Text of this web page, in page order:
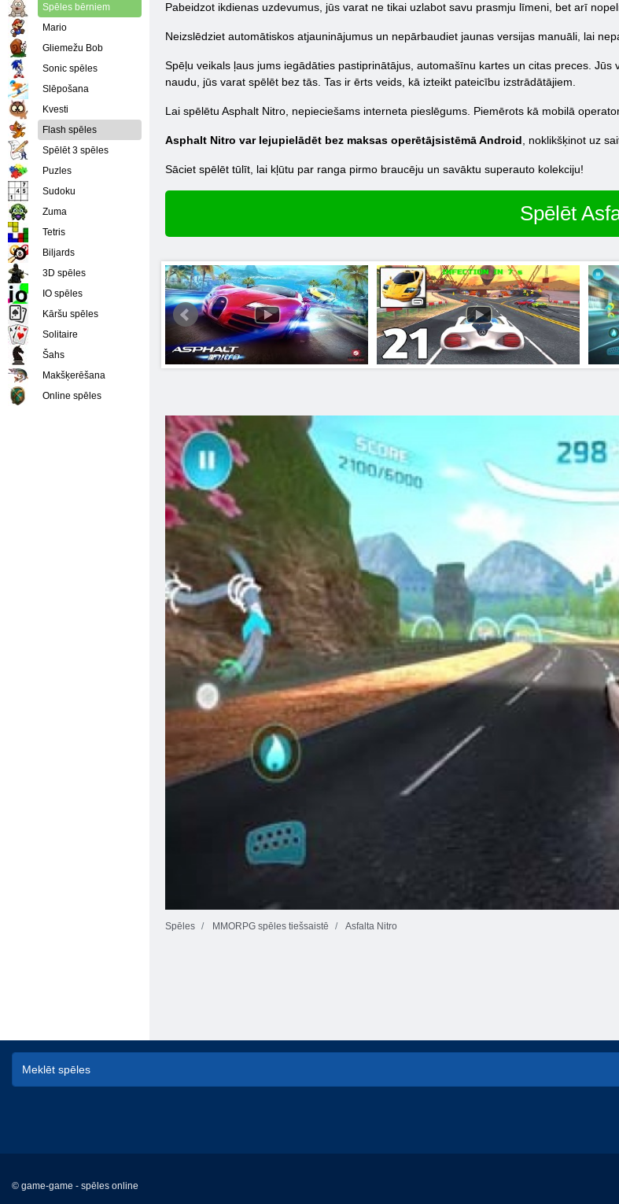
Pabeidzot ikdienas uzdevumus, jūs varat ne tikai uzlabot savu prasmju līmeni, bet arī
Neizslēdziet automātiskos atjauninājumus un nepārbaudiet jaunas versijas manuāli, lai
Spēļu veikals ļaus jums iegādāties pastiprinātājus, automašīnu kartes un citas preces.
naudu, jūs varat spēlēt bez tās. Tas ir ērts veids, kā izteikt pateicību izstrādātājiem.
Lai spēlētu Asphalt Nitro, nepieciešams interneta pieslēgums. Piemērots kā mobilā
Asphalt Nitro var lejupielādēt bez maksas operētājsistēmā Android , noklikšķinot uz
Sāciet spēlēt tūlīt, lai kļūtu par ranga pirmo braucēju un savāktu superauto kolekciju!
Spēlēt
Spēles MMORPG spēles tiešsaistē Asfalta Nitro
Spēles bērniem
Mario
Gliemežu Bob
Sonic spēles
Slēpošana
Kvesti
Flash spēles
Spēlēt 3 spēles
Puzles
Sudoku
Zuma
Tetris
Biljards
3D spēles
IO spēles
Kāršu spēles
Solitaire
Šahs
Makšķerēšana
Online spēles
© game-game - spēles online